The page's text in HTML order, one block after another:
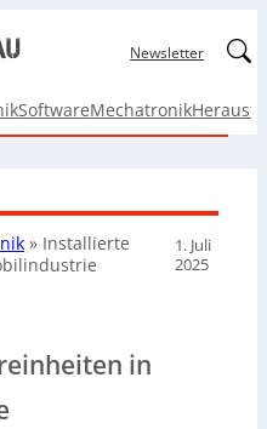
Newsletter
SoftwareMechatronik
» Installierte
1. Juli
2025
in